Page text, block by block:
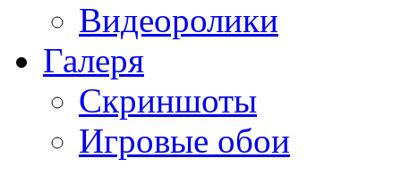
Видеоролики
Галеря
Скриншоты
Игровые обои